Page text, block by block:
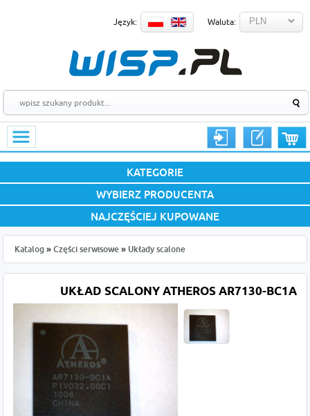
Język: Waluta:
KATEGORIE
WYBIERZ PRODUCENTA
NAJCZĘŚCIEJ KUPOWANE
Katalog » Części serwisowe » Układy scalone
UKŁAD SCALONY ATHEROS AR7130-BC1A